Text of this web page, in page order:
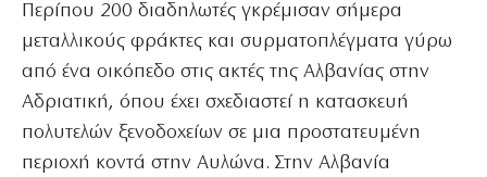
Περίπου 200 διαδηλωτές γκρέμισαν σήμερα
μεταλλικούς φράκτες και συρματοπλέγματα γύρω
από ένα οικόπεδο στις ακτές της Αλβανίας στην
Αδριατική, όπου έχει σχεδιαστεί η κατασκευή
πολυτελών ξενοδοχείων σε μια προστατευμένη
περιοχή κοντά στην Αυλώνα. Στην Αλβανία